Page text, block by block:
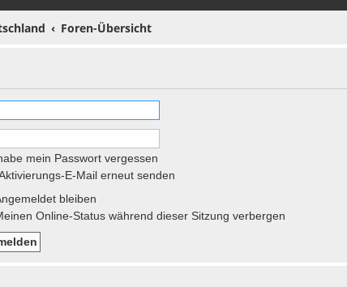
Foren-Übersicht
mein Passwort vergessen
E-Mail erneut senden
bleiben
Online-Status während dieser Sitzung verbergen